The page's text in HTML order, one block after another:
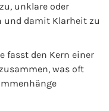
unklare oder
und damit Klarheit zu
fasst den Kern einer
was oft